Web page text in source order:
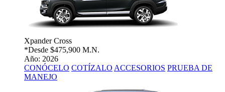
Xpander Cross
*Desde $475,900 M.N.
Año: 2026
CONÓCELO COTÍZALO ACCESORIOS PRUEBA DE
MANEJO